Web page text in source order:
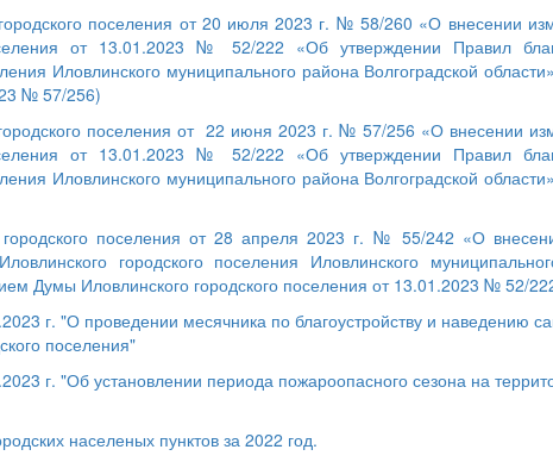
поселения от 20 июля 2023 г. № 58/260 «О внесении
от 13.01.2023 № 52/222 «Об утверждении Правил
Иловлинского муниципального района Волгоградской
№ 57/256)
поселения от 22 июня 2023 г. № 57/256 «О внесении
от 13.01.2023 № 52/222 «Об утверждении Правил
Иловлинского муниципального района Волгоградской
поселения от 28 апреля 2023 г. № 55/242 «О
городского поселения Иловлинского
Думы Иловлинского городского поселения от 13.01.2023 № 52/
г. "О проведении месячника по благоустройству и наведению
поселения"
г. "Об установлении периода пожароопасного сезона на
населеных пунктов за 2022 год.